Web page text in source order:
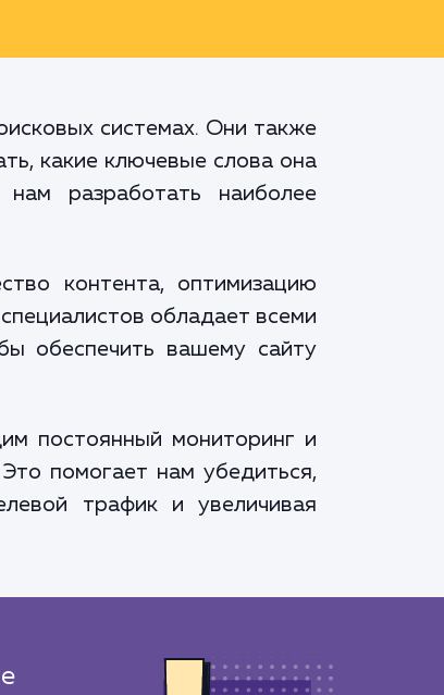
системах. Они также
какие ключевые слова она
разработать наиболее
контента, оптимизацию
обладает всеми
обеспечить вашему сайту
постоянный мониторинг и
помогает нам убедиться,
трафик и увеличивая